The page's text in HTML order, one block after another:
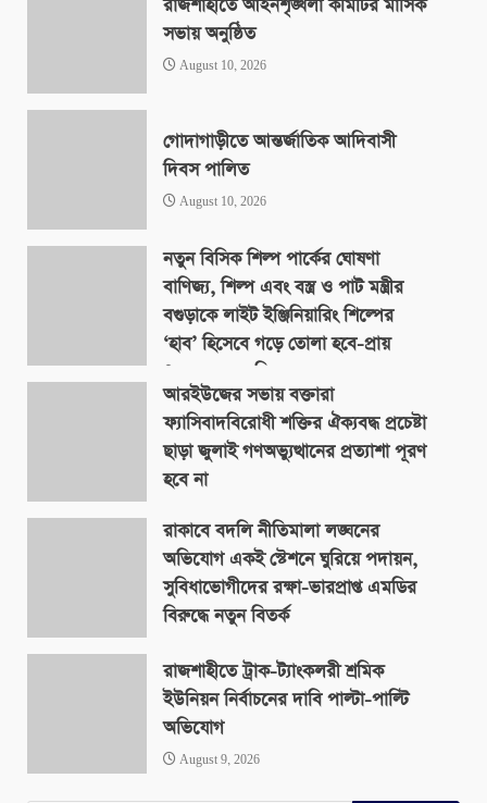
রাজশাহীতে আইনশৃঙ্খলা কমিটির মাসিক
সভায় অনুষ্ঠিত
August 10, 2026
গোদাগাড়ীতে আন্তর্জাতিক আদিবাসী
দিবস পালিত
August 10, 2026
নতুন বিসিক শিল্প পার্কের ঘোষণা
বাণিজ্য, শিল্প এবং বস্ত্র ও পাট মন্ত্রীর
বগুড়াকে লাইট ইঞ্জিনিয়ারিং শিল্পের
‘হাব’ হিসেবে গড়ে তোলা হবে-প্রায়
৪০০ একর জমিতে
August 9, 2026
আরইউজের সভায় বক্তারা
ফ্যাসিবাদবিরোধী শক্তির ঐক্যবদ্ধ প্রচেষ্টা
ছাড়া জুলাই গণঅভ্যুত্থানের প্রত্যাশা পূরণ
হবে না
রাকাবে বদলি নীতিমালা লঙ্ঘনের
অভিযোগ একই স্টেশনে ঘুরিয়ে পদায়ন,
সুবিধাভোগীদের রক্ষা-ভারপ্রাপ্ত এমডির
বিরুদ্ধে নতুন বিতর্ক
রাজশাহীতে ট্রাক-ট্যাংকলরী শ্রমিক
ইউনিয়ন নির্বাচনের দাবি পাল্টা-পাল্টি
অভিযোগ
August 9, 2026